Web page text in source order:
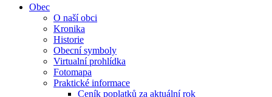
Obec
O naší obci
Kronika
Historie
Obecní symboly
Virtualní prohlídka
Fotomapa
Praktické informace
Ceník poplatků za aktuální rok